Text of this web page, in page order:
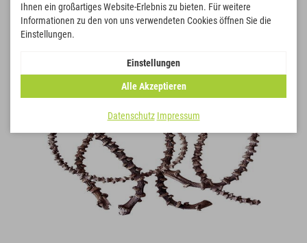
Ihnen ein großartiges Website-Erlebnis zu bieten. Für weitere
Informationen zu den von uns verwendeten Cookies öffnen Sie die
Einstellungen.
Einstellungen
Alle Akzeptieren
Datenschutz Impressum